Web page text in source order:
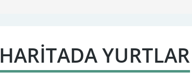
HARİTADA YURTLAR